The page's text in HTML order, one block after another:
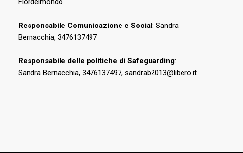
Fiordelmondo
Responsabile Comunicazione e Social: Sandra
Bernacchia, 3476137497
Responsabile delle politiche di Safeguarding:
Sandra Bernacchia, 3476137497, sandrab2013@libero.it